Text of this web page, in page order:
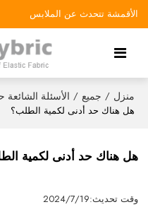
الأقمشة تتحدث عن الملابس
منزل / جميع / الأسئلة الشائعة
هل هناك حد أدنى لكمية الطلب؟
هل هناك حد أدنى لكمية
وقت تحديث:2024/7/19